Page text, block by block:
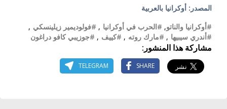
المصدر: أوكرانيا بالعربية
#أوكرانيا والناتو, #الحرب في أوكرانيا , #فولوديمير زيلينسكي ,
#أندري سيبيها , #مارك روته , #كييف , #جوزيبي كافو دراغون
مشاركة هذا المنشور:
SHARE
TELEGRAM